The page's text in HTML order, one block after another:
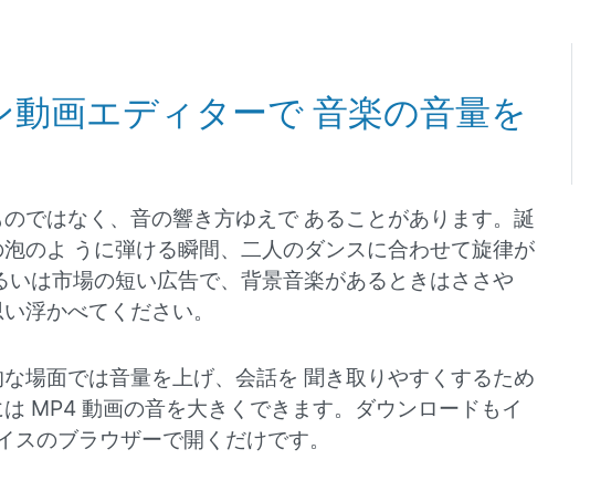
画エディターで 音楽の音量を
ではなく、音の響き方ゆえで あることがあります。誕
のよ うに弾ける瞬間、二人のダンスに合わせて旋律が
は市場の短い広告で、背景音楽があるときはささや
浮かべてください。
場面では音量を上げ、会話を 聞き取りやすくするため
MP4 動画の音を大きくできます。ダウンロードもイ
のブラウザーで開くだけです。